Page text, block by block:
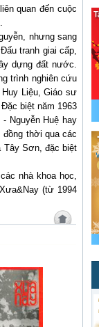
quan đến cuộc
nhưng sang
tranh giai cấp,
dựng đất nước.
trình nghiên cứu
Liệu, Giáo sư
biệt năm 1963
Nguyễn Huệ hay
thời qua các
Tây Sơn, đặc biệt
nhà khoa học,
(từ 1994